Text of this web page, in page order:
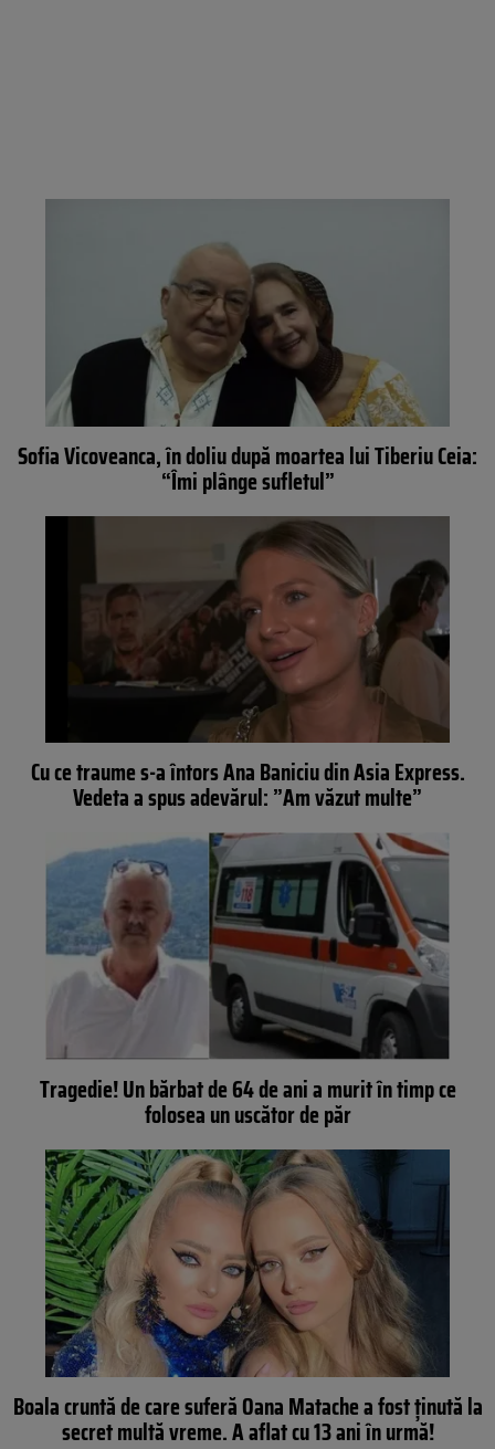
Sofia Vicoveanca, în doliu după moartea lui Tiberiu Ceia:
“Îmi plânge sufletul”
Cu ce traume s-a întors Ana Baniciu din Asia Express.
Vedeta a spus adevărul: ”Am văzut multe”
Tragedie! Un bărbat de 64 de ani a murit în timp ce
folosea un uscător de păr
Boala cruntă de care suferă Oana Matache a fost ținută la
secret multă vreme. A aflat cu 13 ani în urmă!